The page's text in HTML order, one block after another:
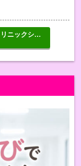
○コキクリニック～○○クリニックシリーズ～